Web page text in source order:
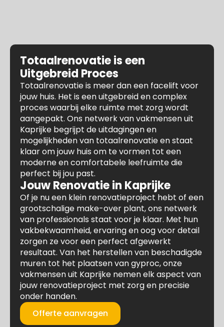
Totaalrenovatie is een
Uitgebreid Proces
Totaalrenovatie is meer dan een facelift voor
jouw huis. Het is een uitgebreid en complex
proces waarbij elke ruimte met zorg wordt
aangepakt. Ons netwerk van vakmensen uit
Kaprijke begrijpt de uitdagingen en
mogelijkheden van totaalrenovatie en staat
klaar om jouw huis om te vormen tot een
moderne en comfortabele leefruimte die
perfect bij jou past.
Jouw Renovatie in Kaprijke
Of je nu een klein renovatieproject hebt of een
grootschalige make-over plant, ons netwerk
van professionals staat voor je klaar. Met hun
vakbekwaamheid, ervaring en oog voor detail
zorgen ze voor een perfect afgewerkt
resultaat. Van het herstellen van beschadigde
muren tot het plaatsen van gyproc, onze
vakmensen uit Kaprijke nemen elk aspect van
jouw renovatieproject met zorg en precisie
onder handen.
Offerte aanvragen